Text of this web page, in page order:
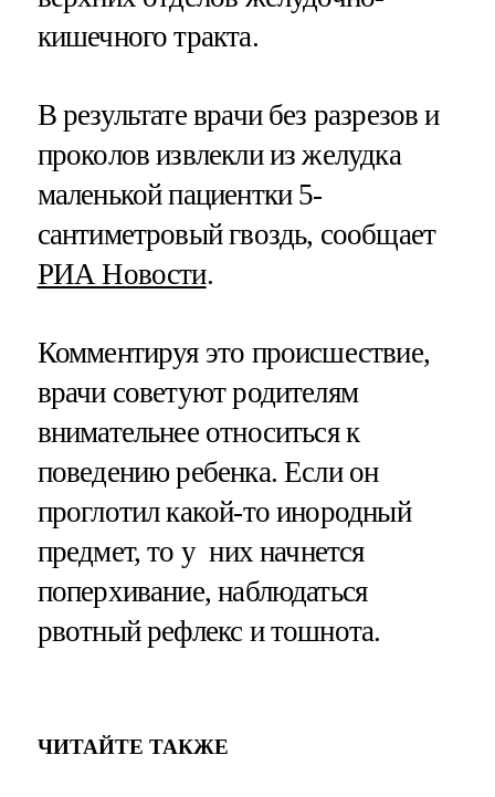
кишечного тракта.
В результате врачи без разрезов и
проколов извлекли из желудка
маленькой пациентки 5-
сантиметровый гвоздь, сообщает
РИА Новости.
Комментируя это происшествие,
врачи советуют родителям
внимательнее относиться к
поведению ребенка. Если он
проглотил какой-то инородный
предмет, то у них начнется
поперхивание, наблюдаться
рвотный рефлекс и тошнота.
ЧИТАЙТЕ ТАКЖЕ